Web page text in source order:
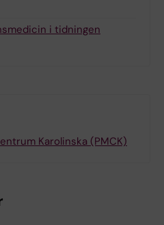
i tidningen
Karolinska (PMCK)